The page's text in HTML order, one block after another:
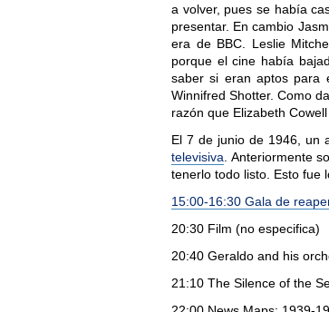
a volver, pues se había
presentar. En cambio
era de BBC. Leslie
porque el cine había
saber si eran aptos para
Winnifred Shotter. Como
razón que Elizabeth
El 7 de junio de 1946, un
televisiva . Anteriormente
tenerlo todo listo. Esto fue
15:00-16:30 Gala de
20:30 Film (no especifica)
20:40 Geraldo and his
21:10 The Silence of the